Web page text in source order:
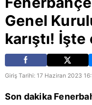
Genel
karıştı! İşte
Giriş Tarihi: 17 Haziran 2023
Son dakika